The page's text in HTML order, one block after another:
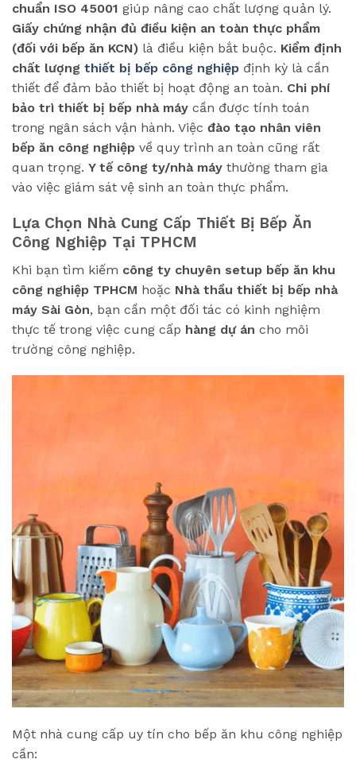
chuẩn ISO 45001 giúp nâng cao chất lượng quản lý.
Giấy chứng nhận đủ điều kiện an toàn thực phẩm
(đối với bếp ăn KCN) là điều kiện bắt buộc. Kiểm định
chất lượng thiết bị bếp công nghiệp định kỳ là cần
thiết để đảm bảo thiết bị hoạt động an toàn. Chi phí
bảo trì thiết bị bếp nhà máy cần được tính toán
trong ngân sách vận hành. Việc đào tạo nhân viên
bếp ăn công nghiệp về quy trình an toàn cũng rất
quan trọng. Y tế công ty/nhà máy thường tham gia
vào việc giám sát vệ sinh an toàn thực phẩm.
Lựa Chọn Nhà Cung Cấp Thiết Bị Bếp Ăn
Công Nghiệp Tại TPHCM
Khi bạn tìm kiếm công ty chuyên setup bếp ăn khu
công nghiệp TPHCM hoặc Nhà thầu thiết bị bếp nhà
máy Sài Gòn, bạn cần một đối tác có kinh nghiệm
thực tế trong việc cung cấp hàng dự án cho môi
trường công nghiệp.
Một nhà cung cấp uy tín cho bếp ăn khu công nghiệp
cần: